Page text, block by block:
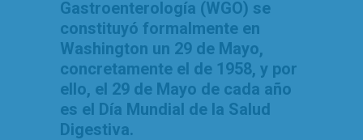
Gastroenterología (WGO) se
constituyó formalmente en
Washington un 29 de Mayo,
concretamente el de 1958, y por
ello, el 29 de Mayo de cada año
es el Día Mundial de la Salud
Digestiva.